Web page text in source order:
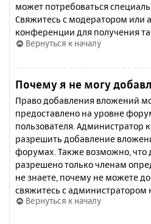
может потребоваться
Свяжитесь с модератором или
конференции для получения
Вернуться к началу
Почему я не могу
Право добавления вложений
предоставлено на уровне
пользователя.
разрешить добавление
форумах. Также возможно, что
разрешено только членам
не знаете, почему не можете
свяжитесь с администратором
Вернуться к началу